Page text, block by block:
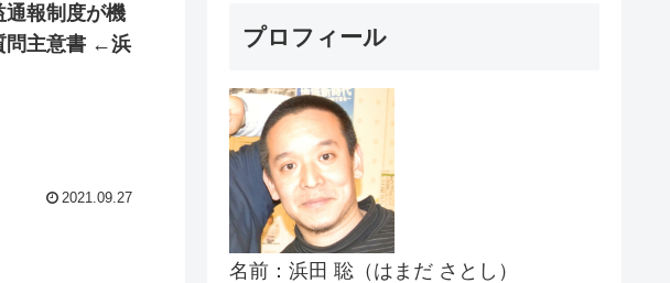
通報制度が機
問主意書 ←浜
2021.09.27
プロフィール
名前：浜田 聡（はまだ さとし）